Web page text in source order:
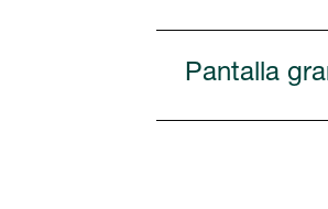
Pantalla